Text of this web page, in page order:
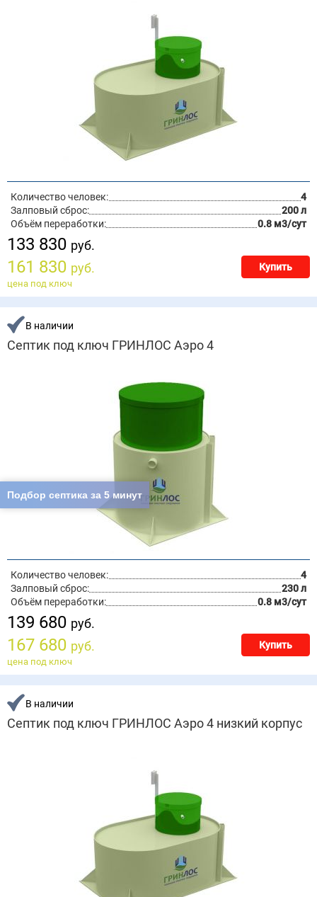
Количество человек:
4
Залповый сброс:
200 л
Объём переработки:
0.8 м3/сут
133 830 руб.
161 830 руб. Купить
цена под ключ
В наличии
Септик под ключ ГРИНЛОС Аэро 4
Количество человек:
4
Залповый сброс:
230 л
Объём переработки:
0.8 м3/сут
139 680 руб.
167 680 руб. Купить
цена под ключ
В наличии
Септик под ключ ГРИНЛОС Аэро 4 низкий корпус
Подбор септика за 5 минут